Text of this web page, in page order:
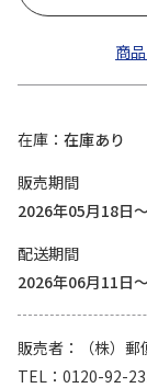
商
在庫
在庫あり
販売期間
2026年05月18日
配送期間
2026年06月11日
販売者
（株）
TEL
0120-92-